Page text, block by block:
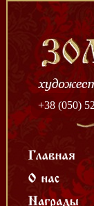
+38 (050)